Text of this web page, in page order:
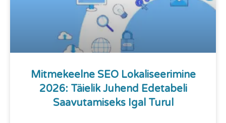
Mitmekeelne SEO Lokaliseerimine
2026: Täielik Juhend Edetabeli
Saavutamiseks Igal Turul